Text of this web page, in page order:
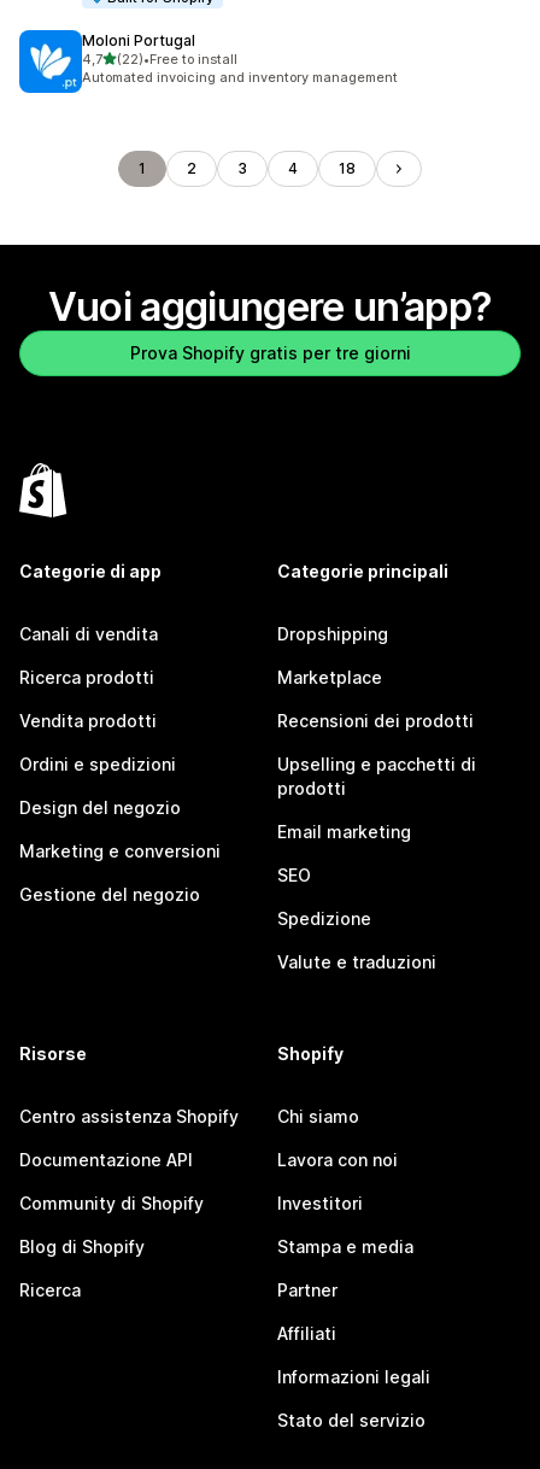
Moloni Portugal
4,7stelle su 5
(22)
22 recensioni totali
•Free to install
Automated invoicing and inventory management
1 2 3 4 18
Vuoi aggiungere un’app?
Prova Shopify gratis per tre giorni
Categorie di app
Canali di vendita
Ricerca prodotti
Vendita prodotti
Ordini e spedizioni
Design del negozio
Marketing e conversioni
Gestione del negozio
Categorie principali
Dropshipping
Marketplace
Recensioni dei prodotti
Upselling e pacchetti di
prodotti
Email marketing
SEO
Spedizione
Valute e traduzioni
Risorse
Centro assistenza Shopify
Documentazione API
Community di Shopify
Blog di Shopify
Ricerca
Shopify
Chi siamo
Lavora con noi
Investitori
Stampa e media
Partner
Affiliati
Informazioni legali
Stato del servizio